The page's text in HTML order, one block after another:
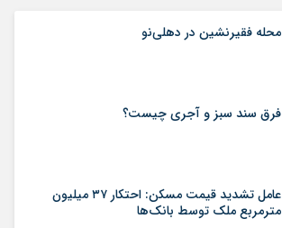
محله فقیرنشین در دهلی‏‌نو
فرق سند سبز و آجری چیست؟
عامل تشدید قیمت مسکن: احتکار ۳۷ میلیون
مترمربع ملک توسط بانک‌ها